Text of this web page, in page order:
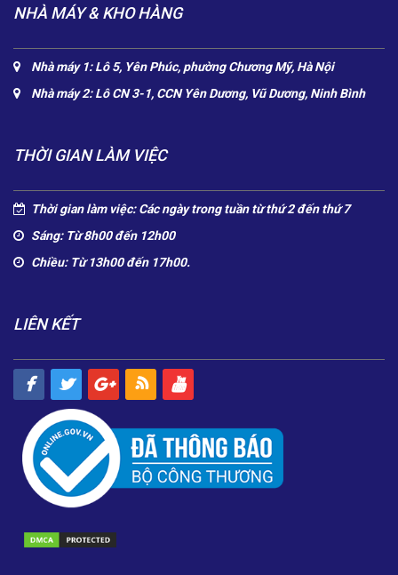
NHÀ MÁY & KHO HÀNG
Nhà máy 1: Lô 5, Yên Phúc, phường Chương Mỹ, Hà Nội
Nhà máy 2: Lô CN 3-1, CCN Yên Dương, Vũ Dương, Ninh Bình
THỜI GIAN LÀM VIỆC
Thời gian làm việc: Các ngày trong tuần từ thứ 2 đến thứ 7
Sáng: Từ 8h00 đến 12h00
Chiều: Từ 13h00 đến 17h00.
LIÊN KẾT